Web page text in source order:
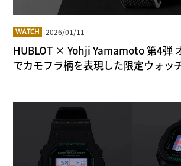
WATCH 2026/01/11
HUBLOT × Yohji Yamamoto 第4弾
でカモフラ柄を表現した限定ウォッ